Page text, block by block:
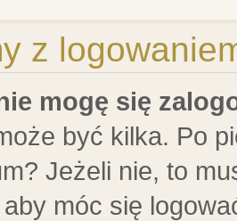
z
mogę się
być kilka. Po
Jeżeli nie, to
móc się